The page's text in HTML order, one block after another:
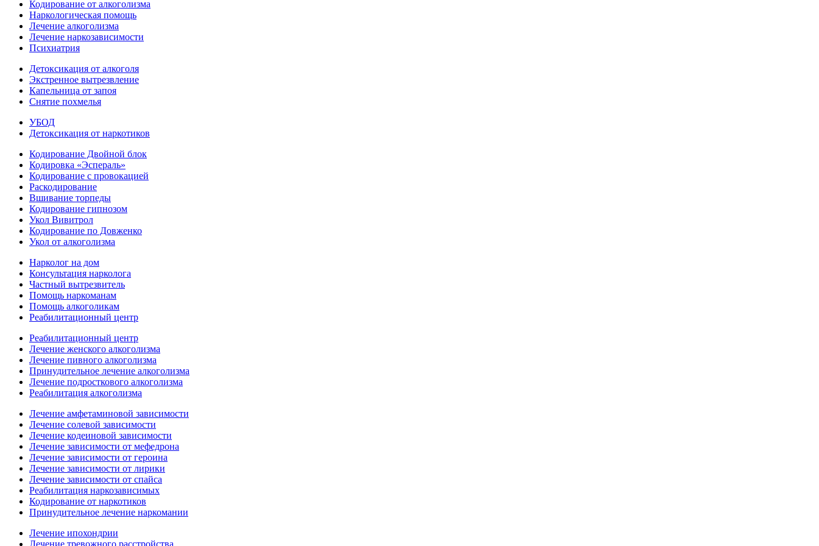
Кодирование от алкоголизма
Наркологическая помощь
Лечение алкоголизма
Лечение наркозависимости
Психиатрия
Детоксикация от алкоголя
Экстренное вытрезвление
Капельница от запоя
Снятие похмелья
УБОД
Детоксикация от наркотиков
Кодирование Двойной блок
Кодировка «Эспераль»
Кодирование с провокацией
Раскодирование
Вшивание торпеды
Кодирование гипнозом
Укол Вивитрол
Кодирование по Довженко
Укол от алкоголизма
Нарколог на дом
Консультация нарколога
Частный вытрезвитель
Помощь наркоманам
Помощь алкоголикам
Реабилитационный центр
Реабилитационный центр
Лечение женского алкоголизма
Лечение пивного алкоголизма
Принудительное лечение алкоголизма
Лечение подросткового алкоголизма
Реабилитация алкоголизма
Лечение амфетаминовой зависимости
Лечение солевой зависимости
Лечение кодеиновой зависимости
Лечение зависимости от мефедрона
Лечение зависимости от героина
Лечение зависимости от лирики
Лечение зависимости от спайса
Реабилитация наркозависимых
Кодирование от наркотиков
Принудительное лечение наркомании
Лечение ипохондрии
Лечение тревожного расстройства